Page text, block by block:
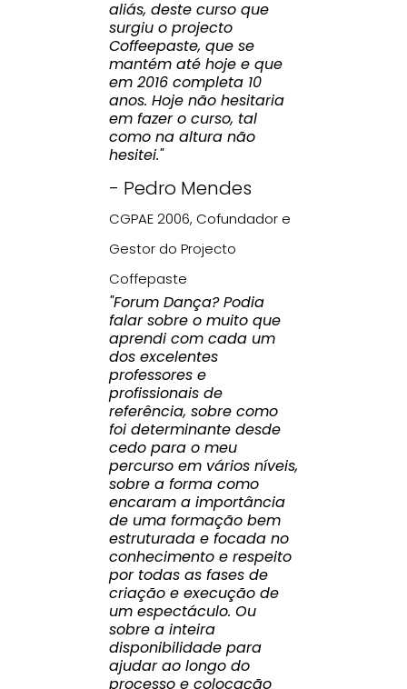
aliás, deste curso que
surgiu o projecto
Coffeepaste, que se
mantém até hoje e que
em 2016 completa 10
anos. Hoje não hesitaria
em fazer o curso, tal
como na altura não
hesitei."
- Pedro Mendes
CGPAE 2006, Cofundador e
Gestor do Projecto
Coffepaste
"Forum Dança? Podia
falar sobre o muito que
aprendi com cada um
dos excelentes
professores e
profissionais de
referência, sobre como
foi determinante desde
cedo para o meu
percurso em vários níveis,
sobre a forma como
encaram a importância
de uma formação bem
estruturada e focada no
conhecimento e respeito
por todas as fases de
criação e execução de
um espectáculo. Ou
sobre a inteira
disponibilidade para
ajudar ao longo do
processo e colocação